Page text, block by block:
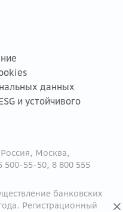
данных
и устойчивого
Москва,
500-55-50, 8 800 555
банковских
Регистрационный